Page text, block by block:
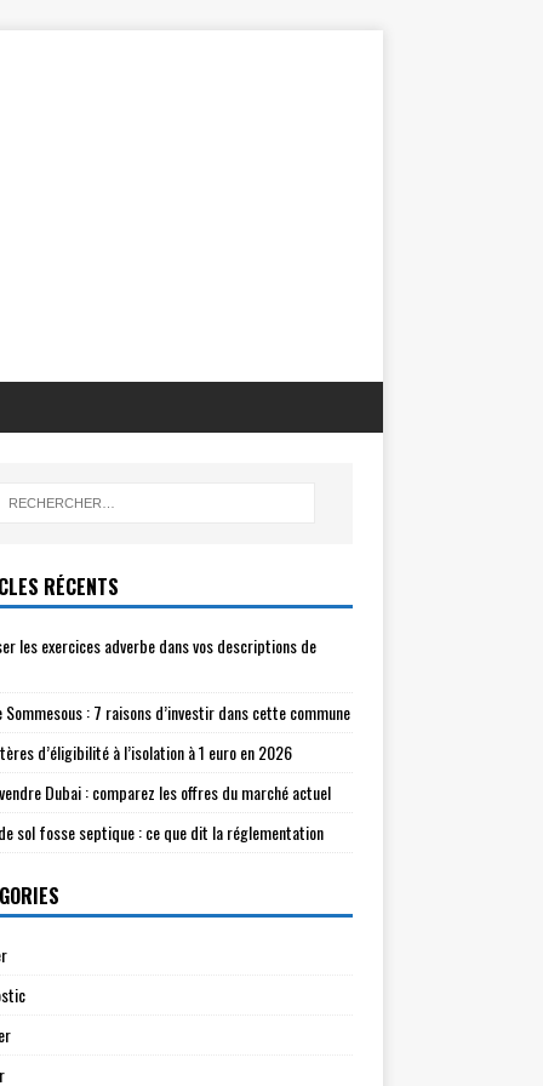
RÉCENTS
les exercices adverbe dans vos descriptions de
Sommesous : 7 raisons d’investir dans cette commune
d’éligibilité à l’isolation à 1 euro en 2026
Dubai : comparez les offres du marché actuel
sol fosse septique : ce que dit la réglementation